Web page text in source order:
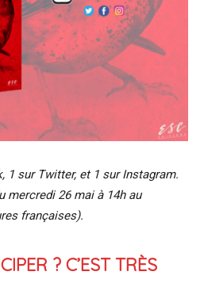
1 sur Twitter, et 1 sur Instagram.
mercredi 26 mai à 14h au
françaises).
? C’EST TRÈS